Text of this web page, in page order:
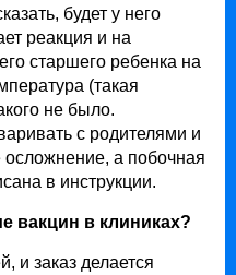
будет у него
реакция и на
старшего ребенка на
(такая
не было.
с родителями и
осложнение, а побочная
в инструкции.
вакцин в клиниках?
и заказ делается